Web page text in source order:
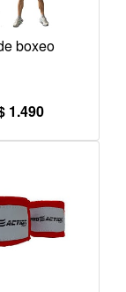
boxeo
1.490